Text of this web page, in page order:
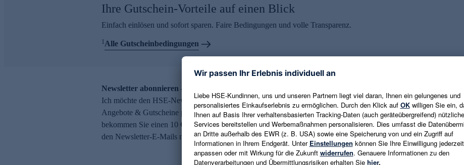
Ihre Gutschein-Vorteile auf einen Blick
Einfach einlösen und sofort sparen. Faire Bedingungen und volle Transparenz.
1Alle Gutscheinbedingungen
Newsletter abonnieren – 10 € Gutschein erhalten
Ich möchte den HSE-Newsletter abonnieren und aktuelle Trends,
Angebote & Gutscheine per E-Mail erhalten. Als Dankeschön
bekommen Sie einen 10 € Gutschein. Eine Abmeldung ist jederzeit in
den Newsletter-E-Mails möglich.
E-Mail-Adresse eingeben
Es gelten die Datenschutzrichtlinien und die